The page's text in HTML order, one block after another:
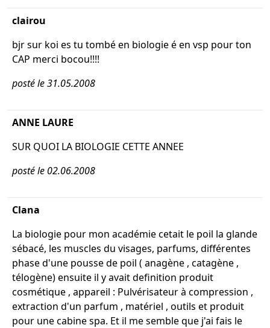
clairou
bjr sur koi es tu tombé en biologie é en vsp pour ton
CAP merci bocou!!!!
posté le 31.05.2008
ANNE LAURE
SUR QUOI LA BIOLOGIE CETTE ANNEE
posté le 02.06.2008
Clana
La biologie pour mon académie cetait le poil la glande
sébacé, les muscles du visages, parfums, différentes
phase d'une pousse de poil ( anagène , catagène ,
télogène) ensuite il y avait definition produit
cosmétique , appareil : Pulvérisateur à compression ,
extraction d'un parfum , matériel , outils et produit
pour une cabine spa. Et il me semble que j'ai fais le